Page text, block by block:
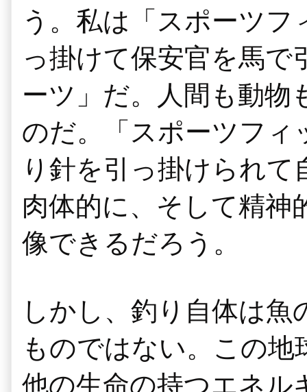
う。私は「スポーツ
っ掛けて保安官を馬で
ーツ」だ。人間も動物
のだ。「スポーツフィ
り針を引っ掛けられ
肉体的に、そして精神
像できるだろう。
しかし、釣り自体は
ものではない。この
他の生命の持つエネル